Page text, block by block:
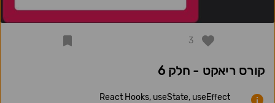
3
קורס ריאקט - חלק 6
React Hooks, useState, useEffect